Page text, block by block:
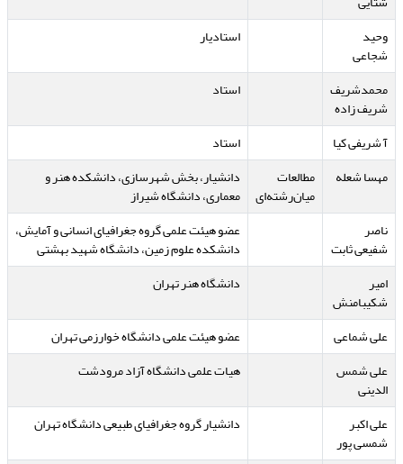
وحید
شجاعی
استادیار
محمدشریف
شریف زاده
استاد
آ شریفی کیا
استاد
مهسا شعله
مطالعات
میان‌رشته‌ای
دانشیار، بخش شهرسازی، دانشکده هنر و
معماری، دانشگاه شیراز
ناصر
شفیعی ثابت
عضو هیئت علمی گروه جغرافیای انسانی و آمایش،
دانشکده علوم زمین، دانشگاه شهید بهشتی
امیر
شکیبامنش
دانشگاه هنر تهران
علی شماعی
عضو هیئت علمی دانشگاه خوارزمی تهران
علی شمس
الدینی
هیات علمی دانشگاه آزاد مرودشت
علی اکبر
شمسی پور
دانشیار گروه جغرافیای طبیعی دانشگاه تهران